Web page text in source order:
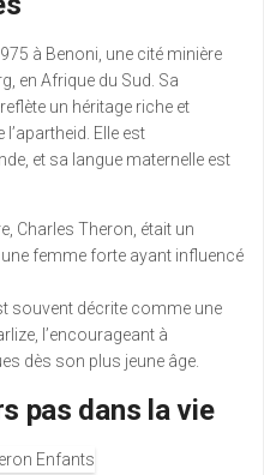
à Benoni, une cité minière
en Afrique du Sud. Sa
un héritage riche et
Elle est
et sa langue maternelle est
Charles Theron, était un
femme forte ayant influencé
souvent décrite comme une
l’encourageant à
dès son plus jeune âge.
pas dans la vie